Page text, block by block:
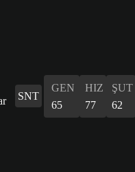
SNT
GEN
65
HIZ
77
ŞUT
62